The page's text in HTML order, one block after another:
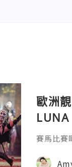
歐洲
LUNA
賽馬比賽
有弗里斯